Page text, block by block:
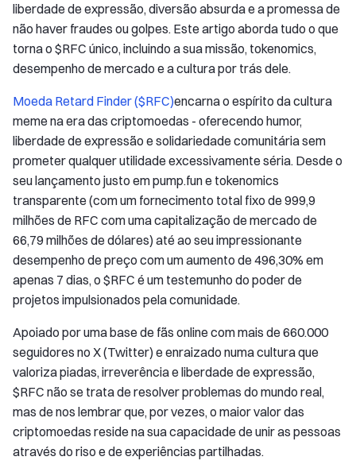
liberdade de expressão, diversão absurda e a promessa de
não haver fraudes ou golpes. Este artigo aborda tudo o que
torna o $RFC único, incluindo a sua missão, tokenomics,
desempenho de mercado e a cultura por trás dele.
Moeda Retard Finder ($RFC)encarna o espírito da cultura
meme na era das criptomoedas - oferecendo humor,
liberdade de expressão e solidariedade comunitária sem
prometer qualquer utilidade excessivamente séria. Desde o
seu lançamento justo em pump.fun e tokenomics
transparente (com um fornecimento total fixo de 999,9
milhões de RFC com uma capitalização de mercado de
66,79 milhões de dólares) até ao seu impressionante
desempenho de preço com um aumento de 496,30% em
apenas 7 dias, o $RFC é um testemunho do poder de
projetos impulsionados pela comunidade.
Apoiado por uma base de fãs online com mais de 660.000
seguidores no X (Twitter) e enraizado numa cultura que
valoriza piadas, irreverência e liberdade de expressão,
$RFC não se trata de resolver problemas do mundo real,
mas de nos lembrar que, por vezes, o maior valor das
criptomoedas reside na sua capacidade de unir as pessoas
através do riso e de experiências partilhadas.